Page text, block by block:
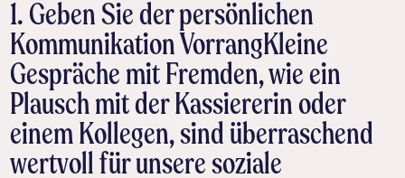
1. Geben Sie der persönlichen
Kommunikation VorrangKleine
Gespräche mit Fremden, wie ein
Plausch mit der Kassiererin oder
einem Kollegen, sind überraschend
wertvoll für unsere soziale